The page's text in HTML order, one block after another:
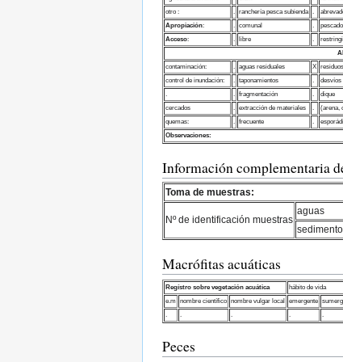
otro :
. ranchería pesca subienda .
Apropiación: . comunal .
Acceso: . libre .
contaminación:
. aguas residuales X
control de inundación:
. taponamientos . desvíos
.
. fragmentación . dique
cercados
. extracción de materiales . (arena,
quemas:
. frecuente .
Observaciones:
Información complementaria
Toma de muestras:
Nº de identificación muestras
aguas
Macrófitas acuáticas
Regístro sobre vegetación acuática hábito de vida
e.m nombre científico nombre vulgar local emergente
Peces